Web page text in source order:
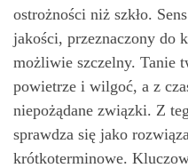
ostrożności niż szkło.
jakości, przeznaczony do
możliwie szczelny. Tanie
powietrze i wilgoć, a z
niepożądane związki. Z
sprawdza się jako
krótkoterminowe.